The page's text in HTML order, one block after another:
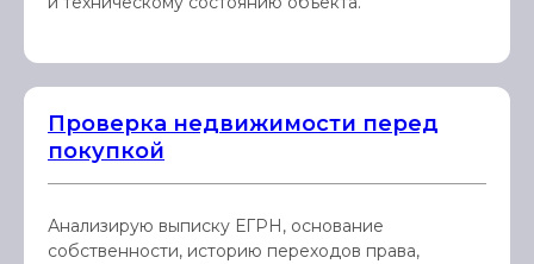
Проверка недвижимости перед
покупкой
Анализирую выписку ЕГРН, основание
собственности, историю переходов права,